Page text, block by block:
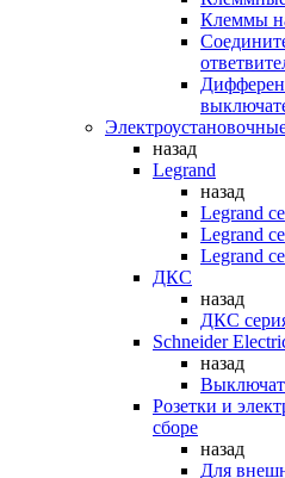
Клеммы
назад
Legrand
назад
Legrand
Legrand
Legrand
ДКС
назад
ДКС
Schneider
назад
Розетки и
сборе
назад
Для